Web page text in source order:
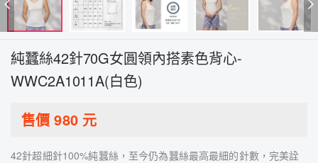
純蠶絲42針70G女圓領內搭素色背心-
WWC2A1011A(白色)
售價980元
42針超細針100%純蠶絲，至今仍為蠶絲最高最細的針數，完美詮